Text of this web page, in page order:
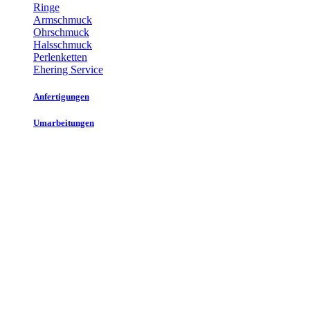
Ringe
Armschmuck
Ohrschmuck
Halsschmuck
Perlenketten
Ehering Service
Anfertigungen
Umarbeitungen